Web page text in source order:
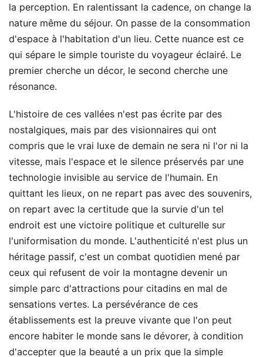
la perception. En ralentissant la cadence, on change la
nature même du séjour. On passe de la consommation
d'espace à l'habitation d'un lieu. Cette nuance est ce
qui sépare le simple touriste du voyageur éclairé. Le
premier cherche un décor, le second cherche une
résonance.
L'histoire de ces vallées n'est pas écrite par des
nostalgiques, mais par des visionnaires qui ont
compris que le vrai luxe de demain ne sera ni l'or ni la
vitesse, mais l'espace et le silence préservés par une
technologie invisible au service de l'humain. En
quittant les lieux, on ne repart pas avec des souvenirs,
on repart avec la certitude que la survie d'un tel
endroit est une victoire politique et culturelle sur
l'uniformisation du monde. L'authenticité n'est plus un
héritage passif, c'est un combat quotidien mené par
ceux qui refusent de voir la montagne devenir un
simple parc d'attractions pour citadins en mal de
sensations vertes. La persévérance de ces
établissements est la preuve vivante que l'on peut
encore habiter le monde sans le dévorer, à condition
d'accepter que la beauté a un prix que la simple